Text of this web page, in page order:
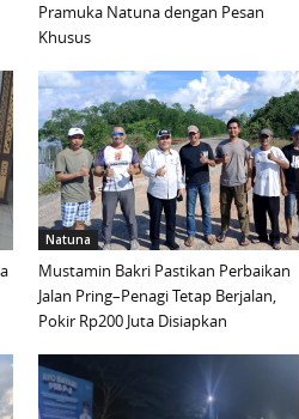
Pramuka Natuna dengan Pesan
Khusus
Natuna
Mustamin Bakri Pastikan Perbaikan
Jalan Pring–Penagi Tetap Berjalan,
Pokir Rp200 Juta Disiapkan